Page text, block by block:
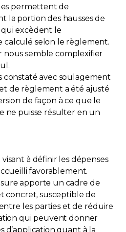
permettent de
la portion des hausses de
qui excèdent le
calculé selon le règlement.
nous semble complexifier
constaté avec soulagement
de règlement a été ajusté
de façon à ce que le
ne puisse résulter en un
à définir les dépenses
favorablement.
apporte un cadre de
concret, susceptible de
les parties et de réduire
qui peuvent donner
d’application quant à la